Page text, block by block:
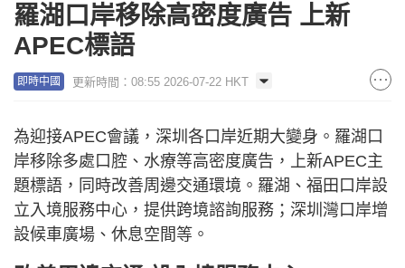
羅湖口岸移除高密度廣告 上新
APEC標語
即時中國 更新時間：08:55 2026-07-22 HKT
為迎接APEC會議，深圳各口岸近期大變身。羅湖口
岸移除多處口腔、水療等高密度廣告，上新APEC主
題標語，同時改善周邊交通環境。羅湖、福田口岸設
立入境服務中心，提供跨境諮詢服務；深圳灣口岸增
設候車廣場、休息空間等。